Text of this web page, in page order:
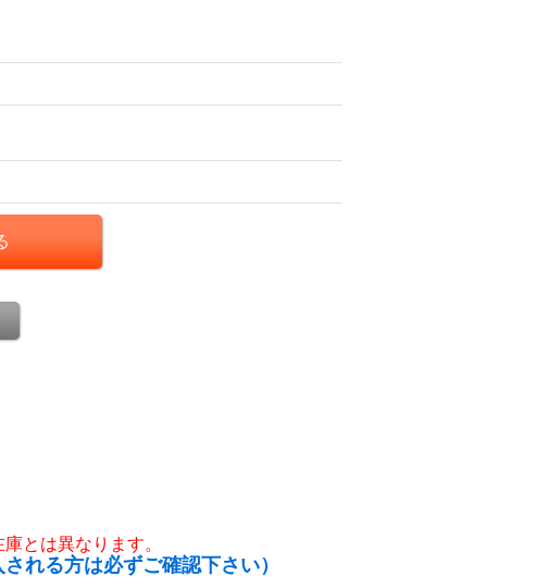
とは異なります。
れる方は必ずご確認下さい）